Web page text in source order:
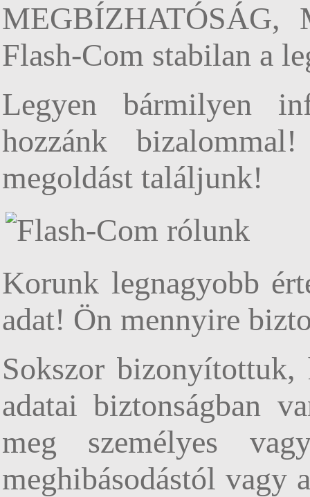
MEGBÍZHATÓSÁG,
Flash-Com stabilan a
Legyen bármilyen
hozzánk
megoldást találjunk!
Korunk legnagyobb
adat! Ön mennyire
Sokszor bizonyítottuk,
adatai biztonságban
meg személyes
meghibásodástól vagy